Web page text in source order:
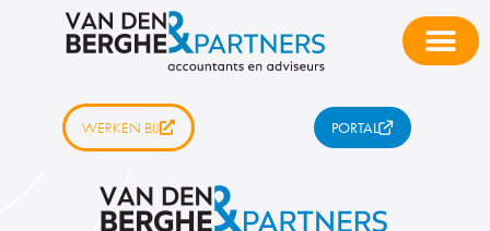
WERKEN BIJ PORTAL